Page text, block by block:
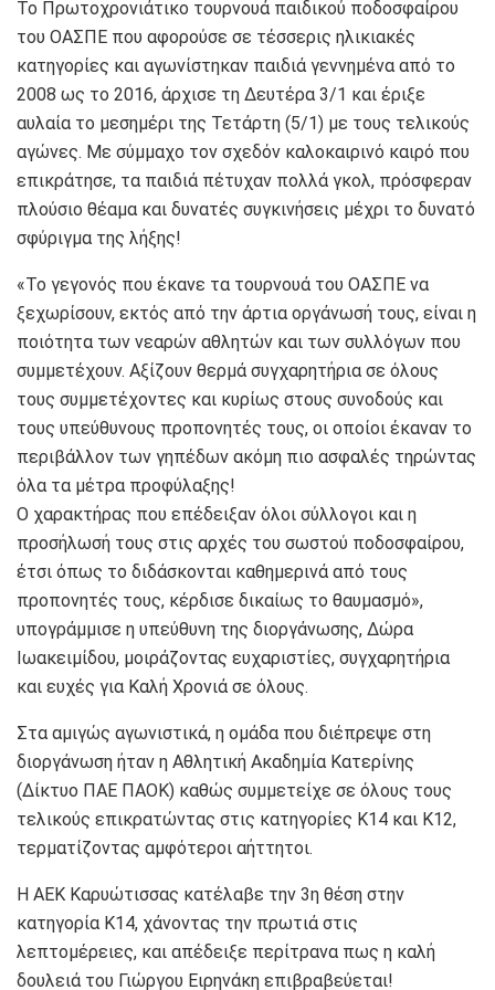
Το Πρωτοχρονιάτικο τουρνουά παιδικού ποδοσφαίρου
του ΟΑΣΠΕ που αφορούσε σε τέσσερις ηλικιακές
κατηγορίες και αγωνίστηκαν παιδιά γεννημένα από το
2008 ως το 2016, άρχισε τη Δευτέρα 3/1 και έριξε
αυλαία το μεσημέρι της Τετάρτη (5/1) με τους τελικούς
αγώνες. Με σύμμαχο τον σχεδόν καλοκαιρινό καιρό που
επικράτησε, τα παιδιά πέτυχαν πολλά γκολ, πρόσφεραν
πλούσιο θέαμα και δυνατές συγκινήσεις μέχρι το δυνατό
σφύριγμα της λήξης!
«Το γεγονός που έκανε τα τουρνουά του ΟΑΣΠΕ να
ξεχωρίσουν, εκτός από την άρτια οργάνωσή τους, είναι η
ποιότητα των νεαρών αθλητών και των συλλόγων που
συμμετέχουν. Αξίζουν θερμά συγχαρητήρια σε όλους
τους συμμετέχοντες και κυρίως στους συνοδούς και
τους υπεύθυνους προπονητές τους, οι οποίοι έκαναν το
περιβάλλον των γηπέδων ακόμη πιο ασφαλές τηρώντας
όλα τα μέτρα προφύλαξης!
Ο χαρακτήρας που επέδειξαν όλοι σύλλογοι και η
προσήλωσή τους στις αρχές του σωστού ποδοσφαίρου,
έτσι όπως το διδάσκονται καθημερινά από τους
προπονητές τους, κέρδισε δικαίως το θαυμασμό»,
υπογράμμισε η υπεύθυνη της διοργάνωσης, Δώρα
Ιωακειμίδου, μοιράζοντας ευχαριστίες, συγχαρητήρια
και ευχές για Καλή Χρονιά σε όλους.
Στα αμιγώς αγωνιστικά, η ομάδα που διέπρεψε στη
διοργάνωση ήταν η Αθλητική Ακαδημία Κατερίνης
(Δίκτυο ΠΑΕ ΠΑΟΚ) καθώς συμμετείχε σε όλους τους
τελικούς επικρατώντας στις κατηγορίες Κ14 και Κ12,
τερματίζοντας αμφότεροι αήττητοι.
H ΑΕΚ Καρυώτισσας κατέλαβε την 3η θέση στην
κατηγορία Κ14, χάνοντας την πρωτιά στις
λεπτομέρειες, και απέδειξε περίτρανα πως η καλή
δουλειά του Γιώργου Ειρηνάκη επιβραβεύεται!